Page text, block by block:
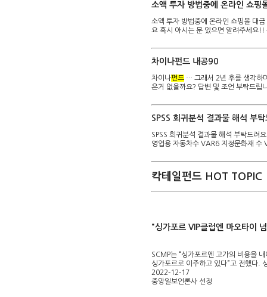
소액 투자 방법중에 온라인 쇼핑
소액 투자 방법중에 온라인 쇼핑몰 대
요 혹시 아시는 분 있으면 알려주세요
차이나펀드 내공90
차이나펀드 … 그래서 2년 후를 생각하
은거 없을까요? 답변 및 조언 부탁드립
SPSS 회귀분석 결과물 해석 부
SPSS 회귀분석 결과물 해석 부탁드려
영업용 자동차수 VAR6 지정문화재
칵테일펀드 HOT TOPIC
"싱가포르 VIP클럽엔 마오타이
SCMP는 “싱가포르엔 고가의 비용을
싱가포르로 이주하고 있다”고 전했다.
2022-12-17
중앙일보언론사 선정